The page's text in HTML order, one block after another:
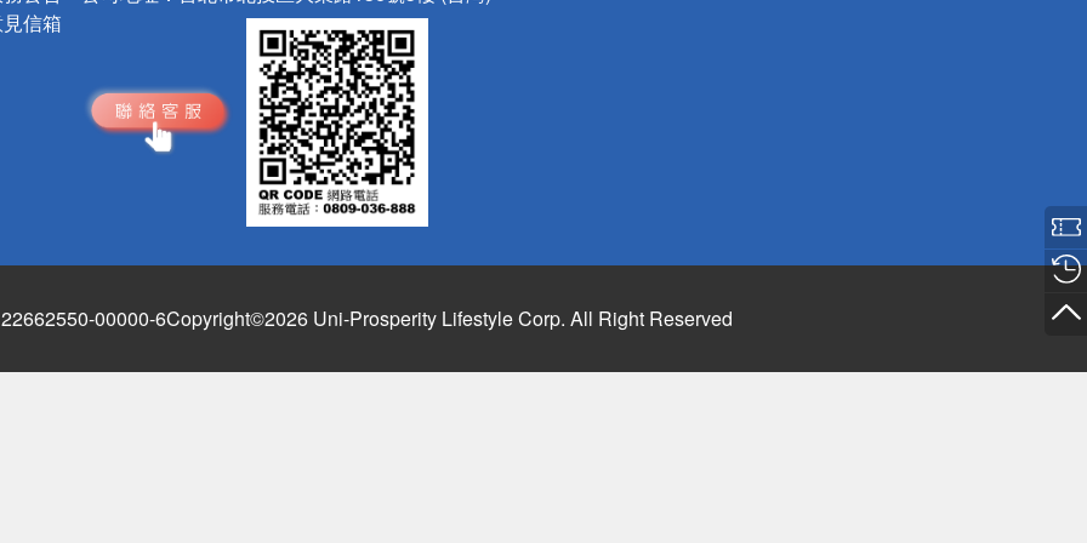
信箱
00000-6Copyright©2026 Uni-Prosperity Lifestyle Corp. All Right Reserved